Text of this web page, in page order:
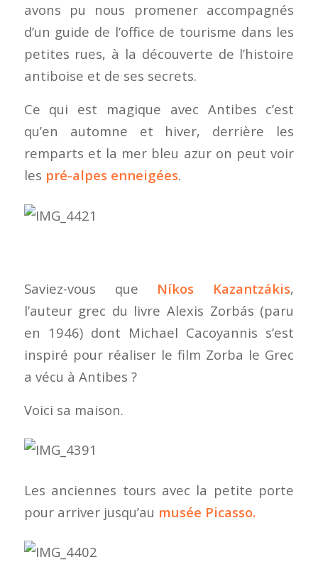
avons pu nous promener accompagnés
d’un guide de l’office de tourisme dans les
petites rues, à la découverte de l’histoire
antiboise et de ses secrets.
Ce qui est magique avec Antibes c’est
qu’en automne et hiver, derrière les
remparts et la mer bleu azur on peut voir
les pré-alpes enneigées.
Saviez-vous que Níkos Kazantzákis,
l’auteur grec du livreAlexis Zorbás (paru
en 1946) dont Michael Cacoyannis s’est
inspiré pour réaliser le film Zorba le Grec
a vécu à Antibes ?
Voici sa maison.
Les anciennes tours avec la petite porte
pour arriver jusqu’au musée Picasso.